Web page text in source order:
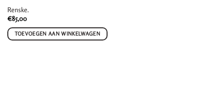
Renske.
€85,00
TOEVOEGEN AAN WINKELWAGEN